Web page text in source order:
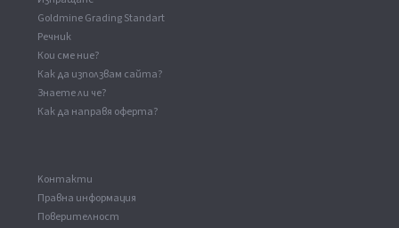
Goldmine Grading Standart
Речник
Кои сме ние?
Как да използвам сайта?
Знаете ли че?
Как да направя оферта?
Kонтакти
Правна информация
Поверителност